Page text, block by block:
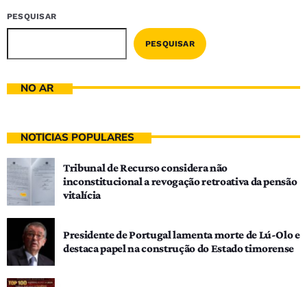
PESQUISAR
PESQUISAR
NO AR
NOTÍCIAS POPULARES
Tribunal de Recurso considera não
inconstitucional a revogação retroativa da pensão
vitalícia
Presidente de Portugal lamenta morte de Lú-Olo e
destaca papel na construção do Estado timorense